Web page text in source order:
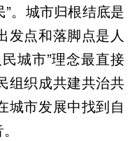
。城市归根结底是
发点和落脚点是人
城市”理念最直接
组织成共建共治共
城市发展中找到自